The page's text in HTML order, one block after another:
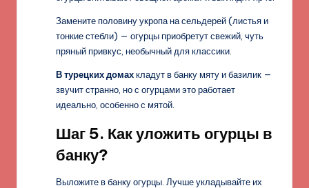
Замените половину укропа на сельдерей (листья и
тонкие стебли) — огурцы приобретут свежий, чуть
пряный привкус, необычный для классики.
В турецких домахкладут в банку мяту и базилик —
звучит странно, но с огурцами это работает
идеально, особенно с мятой.
Шаг 5. Как уложить огурцы в
банку?
Выложите в банку огурцы. Лучше укладывайте их